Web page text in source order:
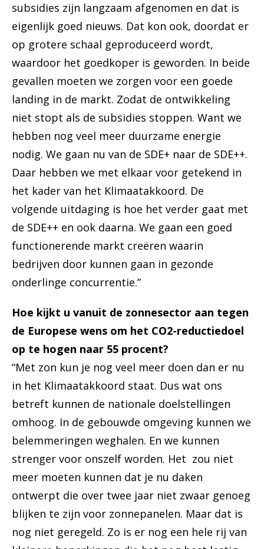
subsidies zijn langzaam afgenomen en dat is
eigenlijk goed nieuws. Dat kon ook, doordat er
op grotere schaal geproduceerd wordt,
waardoor het goedkoper is geworden. In beide
gevallen moeten we zorgen voor een goede
landing in de markt. Zodat de ontwikkeling
niet stopt als de subsidies stoppen. Want we
hebben nog veel meer duurzame energie
nodig. We gaan nu van de SDE+ naar de SDE++.
Daar hebben we met elkaar voor getekend in
het kader van het Klimaatakkoord. De
volgende uitdaging is hoe het verder gaat met
de SDE++ en ook daarna. We gaan een goed
functionerende markt creëren waarin
bedrijven door kunnen gaan in gezonde
onderlinge concurrentie.”
Hoe kijkt u vanuit de zonnesector aan tegen
de Europese wens om het CO2-reductiedoel
op te hogen naar 55 procent?
“Met zon kun je nog veel meer doen dan er nu
in het Klimaatakkoord staat. Dus wat ons
betreft kunnen de nationale doelstellingen
omhoog. In de gebouwde omgeving kunnen we
belemmeringen weghalen. En we kunnen
strenger voor onszelf worden. Het zou niet
meer moeten kunnen dat je nu daken
ontwerpt die over twee jaar niet zwaar genoeg
blijken te zijn voor zonnepanelen. Maar dat is
nog niet geregeld. Zo is er nog een hele rij van